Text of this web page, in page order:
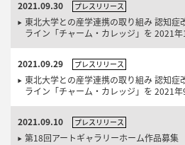
2021.09.30 プレスリリース
東北大学との産学連携の取り組み 認知症
ライン「チャーム・カレッジ」を 2021
2021.09.29 プレスリリース
東北大学との産学連携の取り組み 認知症
ライン「チャーム・カレッジ」を 2021
2021.09.10 プレスリリース
第18回アートギャラリーホーム作品募